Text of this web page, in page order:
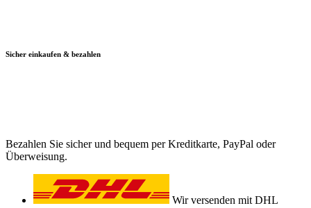
Sicher einkaufen & bezahlen
Bezahlen Sie sicher und bequem per Kreditkarte, PayPal oder
Überweisung.
Wir versenden mit DHL